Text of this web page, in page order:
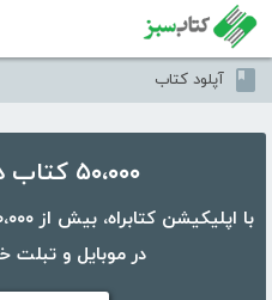
آپلود کتاب
۵۰،۰۰۰ کتاب در موبایل شما
در موبایل و تبلت